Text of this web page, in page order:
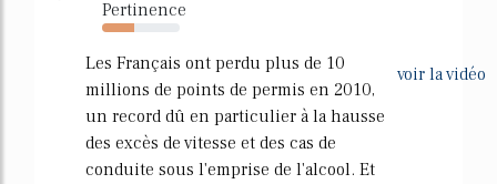
Pertinence
42%
voir la vidéo
Les Français ont perdu plus de 10
millions de points de permis en 2010,
un record dû en particulier à la hausse
des excès de vitesse et des cas de
conduite sous l'emprise de l'alcool. Et